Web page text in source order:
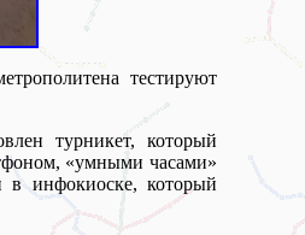
тестируют
турникет, который
«умными часами»
инфокиоске, который